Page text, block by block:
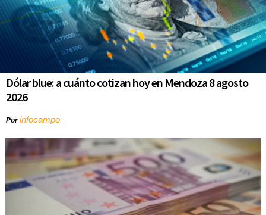
Dólar blue: a cuánto cotizan hoy en Mendoza 8 agosto
2026
Porinfocampo